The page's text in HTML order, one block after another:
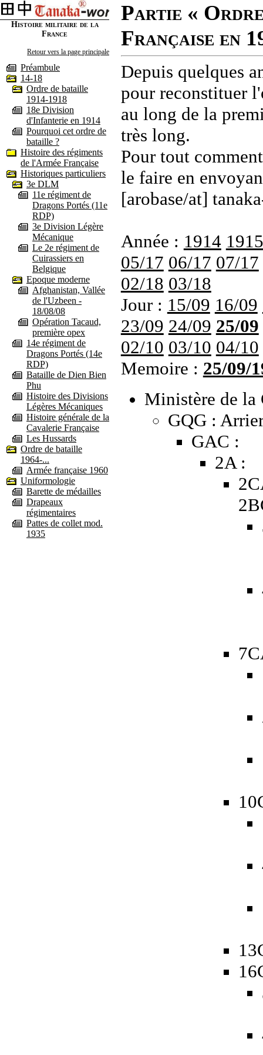
Histoire militaire de la
France
Retour vers la page principale
Préambule
14-18
Ordre de bataille
1914-1918
18e Division
d'Infanterie en 1914
Pourquoi cet ordre de
bataille ?
Histoire des régiments
de l'Armée Française
Historiques particuliers
3e DLM
11e régiment de
Dragons Portés (11e
RDP)
3e Division Légère
Mécanique
Le 2e régiment de
Cuirassiers en
Belgique
Epoque moderne
Afghanistan, Vallée
de l'Uzbeen -
18/08/08
Opération Tacaud,
première opex
14e régiment de
Dragons Portés (14e
RDP)
Bataille de Dien Bien
Phu
Histoire des Divisions
Légères Mécaniques
Histoire générale de la
Cavalerie Française
Les Hussards
Ordre de bataille
1964-...
Armée française 1960
Uniformologie
Barette de médailles
Drapeaux
régimentaires
Pattes de collet mod.
1935
Partie «
Française en
Depuis quelques
pour reconstituer
au long de la
très long.
Pour tout
le faire en
[arobase/at]
Année : 1914 1915
05/17 06/17 07/17
02/18 03/18
Jour : 15/09 16/09
23/09 24/09 25/09
02/10 03/10 04/10
Memoire : 25/09/
Ministère de la
GQG :
GAC :
2A :